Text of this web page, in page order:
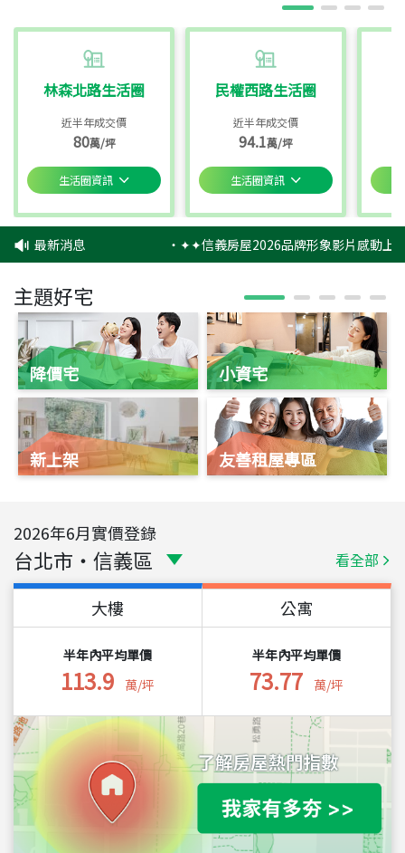
林森北路生活圈
近半年成交價
80萬/坪
生活圈資訊
民權西路生活圈
近半年成交價
94.1萬/坪
生活圈資訊
最新消息 ‧✦✦信義房屋2026品牌形象影片感動上
主題好宅
降價宅
新上架
小資宅
友善租屋專區
2026年6月實價登錄
台北市 ・ 信義區 看全部
大樓
半年內平均單價
113.9 萬/坪
公寓
半年內平均單價
73.77 萬/坪